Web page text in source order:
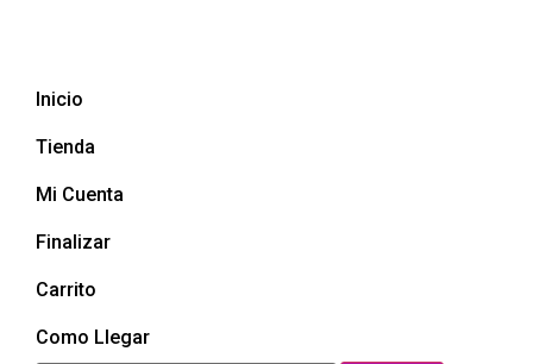
Inicio
Tienda
Mi Cuenta
Finalizar
Carrito
Como Llegar